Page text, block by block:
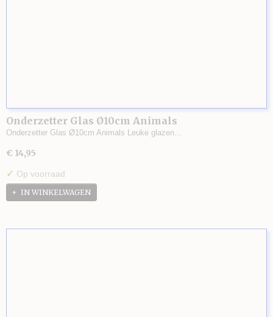
Onderzetter Glas Ø10cm Animals
Onderzetter Glas Ø10cm Animals Leuke glazen…
€ 14,95
✓ Op voorraad
IN WINKELWAGEN